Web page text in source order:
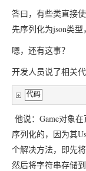
答曰，有些类直接
先序列化为json类型
嗯，还有这事？
开发人员说了相关代
代码
他说： Game对象在
序列化的，因为其
个解决方法，即先将
然后将字符串存储到